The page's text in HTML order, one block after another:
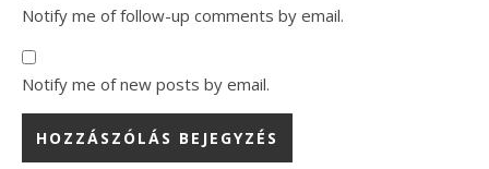
Notify me of follow-up comments by email.
Notify me of new posts by email.